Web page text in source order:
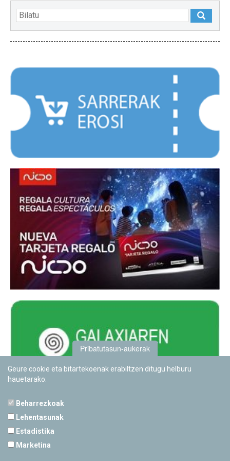
Pribatutasun-aukerak
Geure cookie eta bitartekoenak erabiltzen ditugu helburu
hauetarako:
Beharrezkoak
Lehentasunak
Estadistika
Marketina